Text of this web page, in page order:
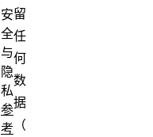
留
任
何
数
据
（
安
全
与
隐
私
参
考